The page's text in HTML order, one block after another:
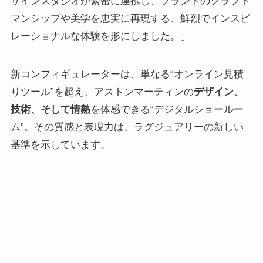
マンシップや美学を忠実に再現する、鮮烈でインスピ
レーショナルな体験を形にしました。」
新コンフィギュレーターは、単なる“オンライン見積
りツール”を超え、アストンマーティンのデザイン、
技術、そして情熱を体感できる“デジタルショールー
ム”。その質感と表現力は、ラグジュアリーの新しい
基準を示しています。